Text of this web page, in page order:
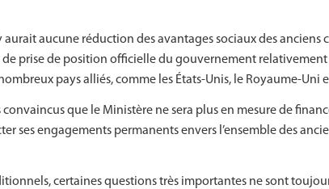
aurait aucune réduction des avantages sociaux des anciens
prise de position officielle du gouvernement relativement
pays alliés, comme les États-Unis, le Royaume-Uni
que le Ministère ne sera plus en mesure de
ses engagements permanents envers l’ensemble des
certaines questions très importantes ne sont